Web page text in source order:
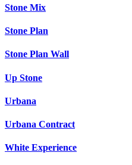
Stone Mix
Stone Plan
Stone Plan Wall
Up Stone
Urbana
Urbana Contract
White Experience